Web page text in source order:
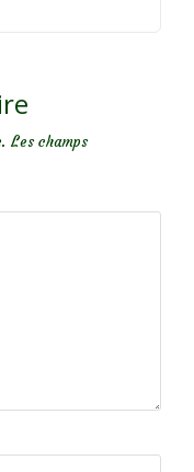
Les champs